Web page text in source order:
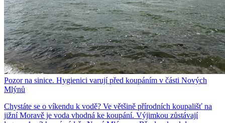
Pozor na sinice. Hygienici varují před koupáním v části Nových
Mlýnů
Chystáte se o víkendu k vodě? Ve většině přírodních koupališť na
jižní Moravě je voda vhodná ke koupání. Výjimkou zůstávají